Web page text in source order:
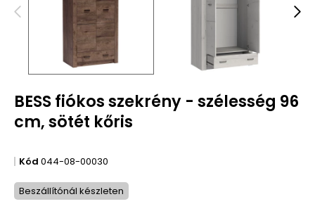
BESS fiókos szekrény - szélesség 96
cm, sötét kőris
Kód 044-08-00030
Beszállítónál készleten